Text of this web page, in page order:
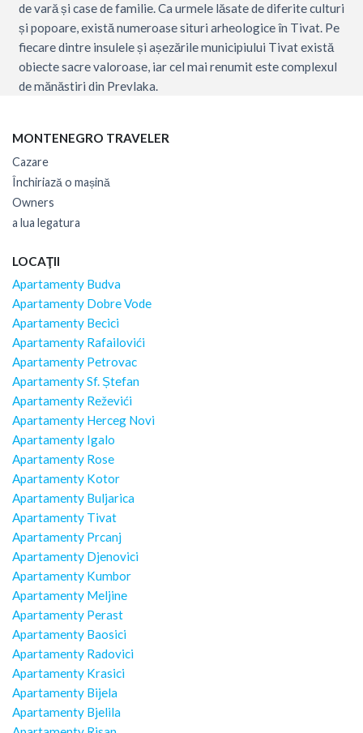
de vară și case de familie. Ca urmele lăsate de diferite culturi
și popoare, există numeroase situri arheologice în Tivat. Pe
fiecare dintre insulele și așezările municipiului Tivat există
obiecte sacre valoroase, iar cel mai renumit este complexul
de mănăstiri din Prevlaka.
MONTENEGRO TRAVELER
Cazare
Închiriază o mașină
Owners
a lua legatura
LOCAŢII
Apartamenty Budva
Apartamenty Dobre Vode
Apartamenty Becici
Apartamenty Rafailovići
Apartamenty Petrovac
Apartamenty Sf. Ștefan
Apartamenty Reževići
Apartamenty Herceg Novi
Apartamenty Igalo
Apartamenty Rose
Apartamenty Kotor
Apartamenty Buljarica
Apartamenty Tivat
Apartamenty Prcanj
Apartamenty Djenovici
Apartamenty Kumbor
Apartamenty Meljine
Apartamenty Perast
Apartamenty Baosici
Apartamenty Radovici
Apartamenty Krasici
Apartamenty Bijela
Apartamenty Bjelila